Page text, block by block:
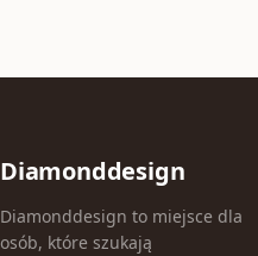
Diamonddesign
Diamonddesign to miejsce dla
osób, które szukają